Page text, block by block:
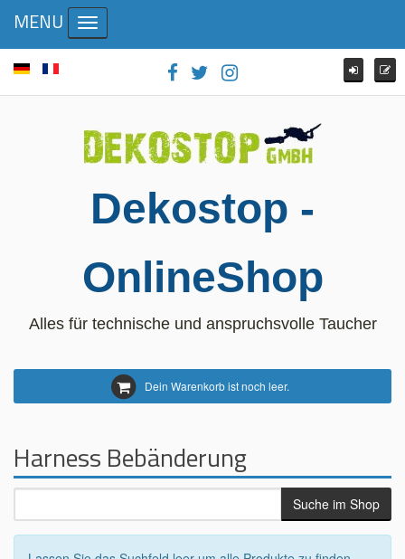
Dekostop -
OnlineShop
Alles für technische und anspruchsvolle Taucher
Dein Warenkorb ist noch leer.
MENU Toggle navigation
Harness Bebänderung